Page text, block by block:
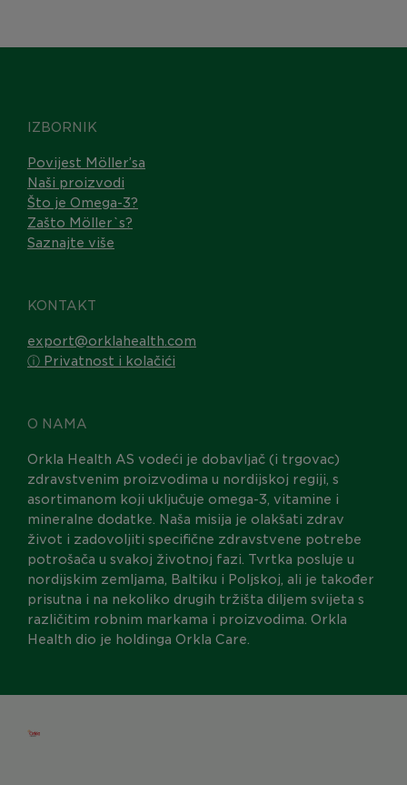
O NAMA
Orkla Health AS vodeći je dobavljač (i trgovac)
zdravstvenim proizvodima u nordijskoj regiji, s
asortimanom koji uključuje omega-3, vitamine i
mineralne dodatke. Naša misija je olakšati zdrav
život i zadovoljiti specifične zdravstvene potrebe
potrošača u svakoj životnoj fazi. Tvrtka posluje u
nordijskim zemljama, Baltiku i Poljskoj, ali je također
prisutna i na nekoliko drugih tržišta diljem svijeta s
različitim robnim markama i proizvodima. Orkla
Health dio je holdinga Orkla Care.
IZBORNIK
Povijest Möller’sa
Naši proizvodi
Što je Omega-3?
Zašto Möller`s?
Saznajte više
KONTAKT
export@orklahealth.com
ⓘ Privatnost i kolačići